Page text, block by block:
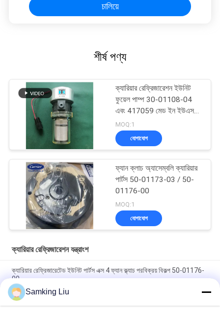
চালিয়ে
শীর্ষ পণ্য
ক্যারিয়ার রেফ্রিজারেশন ইউনিট
ফুয়েল পাম্প 30-01108-04
এবং 417059 মেড ইন ইউএসএ,
30-66840-00 এর বিকল্প
MOQ:1
যোগাযোগ
ফ্যান ক্লাচ অ্যাসেম্বলি ক্যারিয়ার
পার্টস 50-01173-03 / 50-
01176-00
MOQ:1
যোগাযোগ
ক্যারিয়ার রেফ্রিজারেশন যন্ত্রাংশ
ক্যারিয়ার রেফ্রিজারেটেড ইউনিট পার্টস এক্স 4 ফ্যান ক্ল্যাচ পরবিক্রয় বিকল্প 50-01176-
00
50-01171-21 ক্যারিয়ার ট্রান্সকোল্ড সুপরা জন্য ক্ল্যাচ 1250 1150 1050 950U
950MT 950 922 1150MT 944 1250MT
Samking Liu